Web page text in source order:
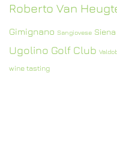
Roberto Van
Gimignano Sangiovese Siena
Ugolino Golf Club
wine tasting